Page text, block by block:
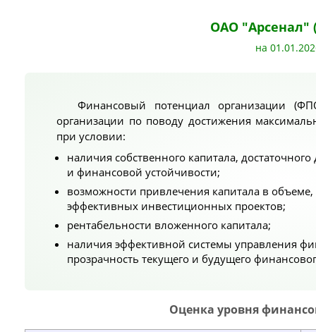
ОАО "Арсенал"
на
Финансовый потенциал организации
организации по поводу достижения
при условии:
наличия собственного капитала,
и финансовой устойчивости;
возможности привлечения капитала в
эффективных инвестиционных проектов;
рентабельности вложенного капитала;
наличия эффективной системы управления
прозрачность текущего и будущего
Оценка уровня